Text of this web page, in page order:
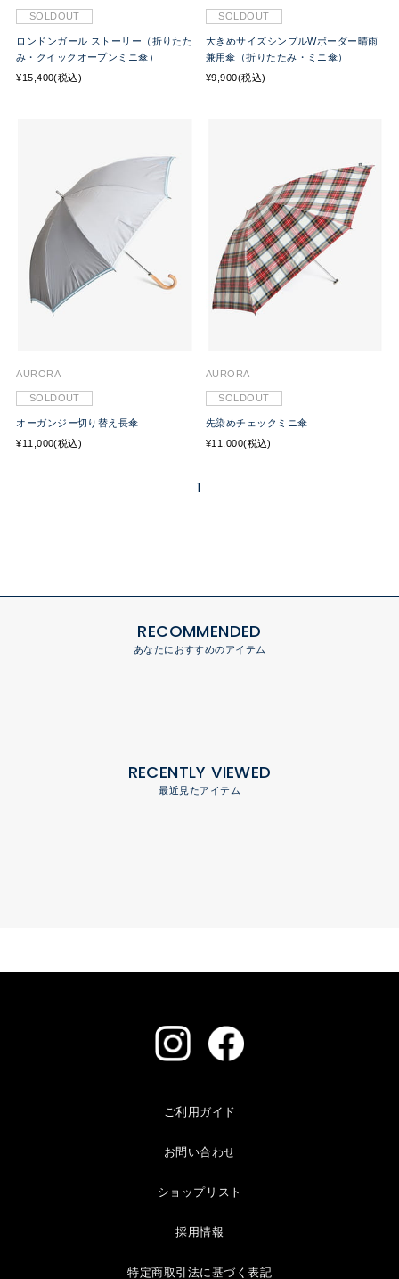
SOLDOUT
ロンドンガール ストーリー（折りたた
み・クイックオープンミニ傘）
¥15,400(税込)
SOLDOUT
大きめサイズシンプルWボーダー晴雨
兼用傘（折りたたみ・ミニ傘）
¥9,900(税込)
AURORA
SOLDOUT
オーガンジー切り替え長傘
¥11,000(税込)
AURORA
SOLDOUT
先染めチェックミニ傘
¥11,000(税込)
1
RECOMMENDED
あなたにおすすめのアイテム
RECENTLY VIEWED
最近見たアイテム
ご利用ガイド
お問い合わせ
ショップリスト
採用情報
特定商取引法に基づく表記